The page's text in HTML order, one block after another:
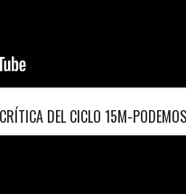
DEL CICLO 15M-PODEMOS